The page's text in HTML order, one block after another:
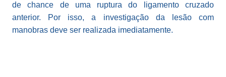
de chance de uma ruptura do ligamento cruzado
anterior. Por isso, a investigação da lesão com
manobras deve ser realizada imediatamente.